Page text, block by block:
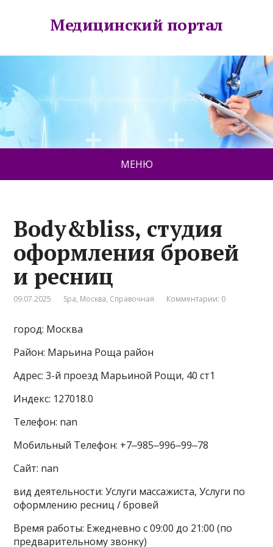
Медицинский портал
МЕНЮ
Body&bliss, студия
оформления бровей
и ресниц
09.07.2025 Spa, Москва, Справочная Комментарии: 0
город: Москва
Район: Марьина Роща район
Адрес: 3-й проезд Марьиной Рощи, 40 ст1
Индекс: 127018.0
Телефон: nan
Мобильный Телефон: +7‒985‒996‒99‒78
Сайт: nan
вид деятельности: Услуги массажиста, Услуги по
оформлению ресниц / бровей
Время работы: Ежедневно с 09:00 до 21:00 (по
предварительному звонку)